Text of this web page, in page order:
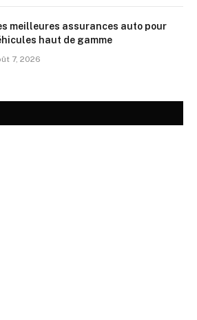
meilleures assurances auto pour
haut de gamme
7, 2026